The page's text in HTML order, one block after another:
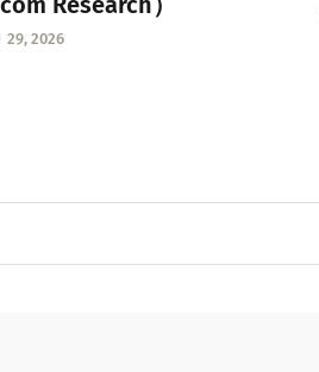
29, 2026